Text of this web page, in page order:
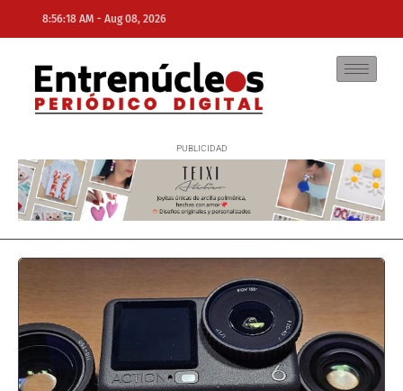
8:56:18 AM - Aug 08, 2026
NE